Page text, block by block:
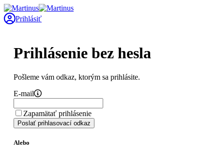
Prihlásiť
Prihlásenie bez hesla
Pošleme vám odkaz, ktorým sa prihlásite.
E-mail
Zapamätať prihlásenie
Poslať prihlasovací odkaz
Alebo